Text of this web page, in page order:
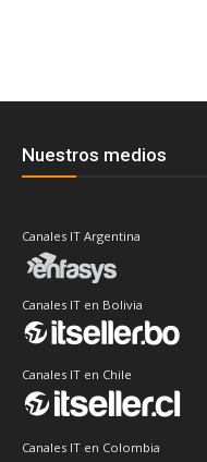
Nuestros medios
Canales IT Argentina
Canales IT en Bolivia
Canales IT en Chile
Canales IT en Colombia